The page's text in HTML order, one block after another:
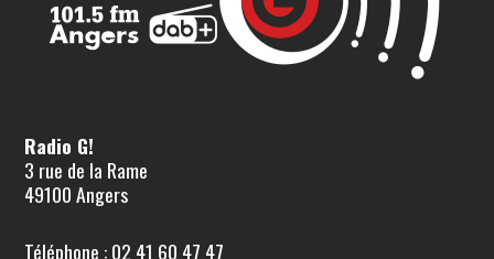
Radio G!
3 rue de la Rame
49100 Angers
Téléphone : 02 41 60 47 47